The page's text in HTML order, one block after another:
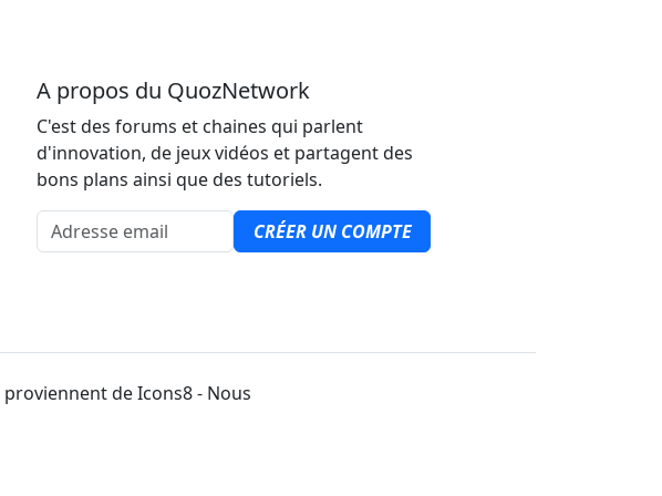
A propos du QuozNetwork
C'est des forums et chaines qui parlent
d'innovation, de jeux vidéos et partagent des
bons plans ainsi que des tutoriels.
Adresse email
CRÉER UN COMPTE
de Icons8 - Nous